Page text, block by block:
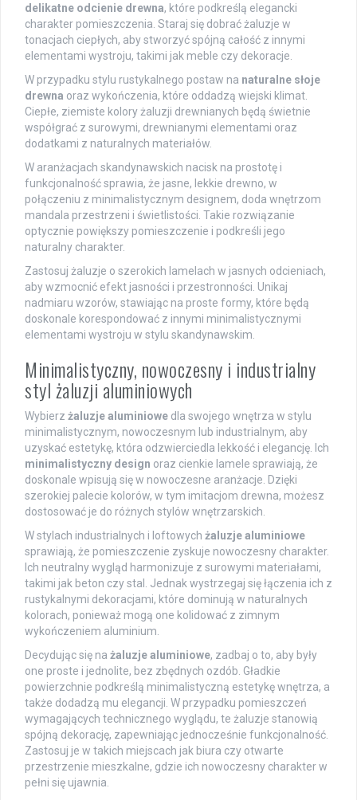
delikatne odcienie drewna, które podkreślą elegancki
charakter pomieszczenia. Staraj się dobrać żaluzje w
tonacjach ciepłych, aby stworzyć spójną całość z innymi
elementami wystroju, takimi jak meble czy dekoracje.
W przypadku stylu rustykalnego postaw na naturalne słoje
drewna oraz wykończenia, które oddadzą wiejski klimat.
Ciepłe, ziemiste kolory żaluzji drewnianych będą świetnie
współgrać z surowymi, drewnianymi elementami oraz
dodatkami z naturalnych materiałów.
W aranżacjach skandynawskich nacisk na prostotę i
funkcjonalność sprawia, że jasne, lekkie drewno, w
połączeniu z minimalistycznym designem, doda wnętrzom
mandala przestrzeni i świetlistości. Takie rozwiązanie
optycznie powiększy pomieszczenie i podkreśli jego
naturalny charakter.
Zastosuj żaluzje o szerokich lamelach w jasnych odcieniach,
aby wzmocnić efekt jasności i przestronności. Unikaj
nadmiaru wzorów, stawiając na proste formy, które będą
doskonale korespondować z innymi minimalistycznymi
elementami wystroju w stylu skandynawskim.
Minimalistyczny, nowoczesny i industrialny
styl żaluzji aluminiowych
Wybierz żaluzje aluminiowe dla swojego wnętrza w stylu
minimalistycznym, nowoczesnym lub industrialnym, aby
uzyskać estetykę, która odzwierciedla lekkość i elegancję. Ich
minimalistyczny design oraz cienkie lamele sprawiają, że
doskonale wpisują się w nowoczesne aranżacje. Dzięki
szerokiej palecie kolorów, w tym imitacjom drewna, możesz
dostosować je do różnych stylów wnętrzarskich.
W stylach industrialnych i loftowych żaluzje aluminiowe
sprawiają, że pomieszczenie zyskuje nowoczesny charakter.
Ich neutralny wygląd harmonizuje z surowymi materiałami,
takimi jak beton czy stal. Jednak wystrzegaj się łączenia ich z
rustykalnymi dekoracjami, które dominują w naturalnych
kolorach, ponieważ mogą one kolidować z zimnym
wykończeniem aluminium.
Decydując się na żaluzje aluminiowe, zadbaj o to, aby były
one proste i jednolite, bez zbędnych ozdób. Gładkie
powierzchnie podkreślą minimalistyczną estetykę wnętrza, a
także dodadzą mu elegancji. W przypadku pomieszczeń
wymagających technicznego wyglądu, te żaluzje stanowią
spójną dekorację, zapewniając jednocześnie funkcjonalność.
Zastosuj je w takich miejscach jak biura czy otwarte
przestrzenie mieszkalne, gdzie ich nowoczesny charakter w
pełni się ujawnia.